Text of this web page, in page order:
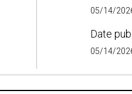
05/14/
Date
05/14/